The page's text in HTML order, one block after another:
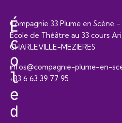
Compagnie 33 Plume en Scène –
Ecole de Théâtre au 33 cours
CHARLEVILLE-MEZIERES
infos@compagnie-plume-en-
+33 6 63 39 77 95
É
c
o
l
e
d